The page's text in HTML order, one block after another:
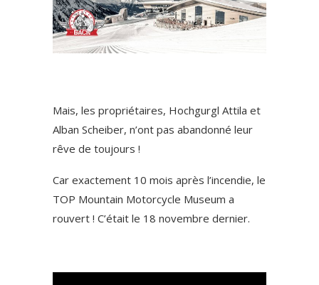
Mais, les propriétaires, Hochgurgl Attila et
Alban Scheiber, n’ont pas abandonné leur
rêve de toujours !
Car exactement 10 mois après l’incendie, le
TOP Mountain Motorcycle Museum a
rouvert ! C’était le 18 novembre dernier.